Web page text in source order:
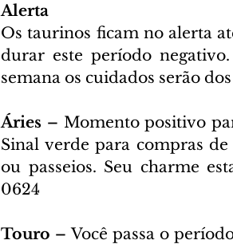
Alerta
Os taurinos ficam no alerta
durar este período
semana os cuidados serão
Áries – Momento positivo
Sinal verde para compras
ou passeios. Seu charme
0624
Touro – Você passa o